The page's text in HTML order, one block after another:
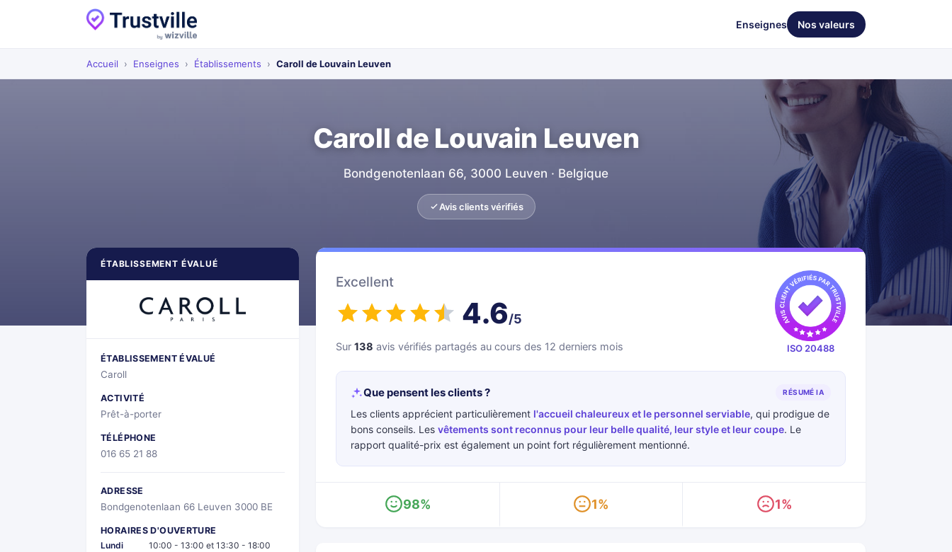
Enseignes Nos valeurs
Accueil › Enseignes › Établissements › Caroll de Louvain Leuven
Caroll de Louvain Leuven
Bondgenotenlaan 66, 3000 Leuven · Belgique
Avis clients vérifiés
ÉTABLISSEMENT ÉVALUÉ
ÉTABLISSEMENT ÉVALUÉ
Caroll
ACTIVITÉ
Prêt-à-porter
TÉLÉPHONE
016 65 21 88
ADRESSE
Bondgenotenlaan 66 Leuven 3000 BE
HORAIRES D'OUVERTURE
Lundi
10:00 - 13:00 et 13:30 - 18:00
Excellent
4.6/5
Sur 138 avis vérifiés partagés au cours des 12 derniers mois ISO 20488
Que pensent les clients ? RÉSUMÉ IA
Les clients apprécient particulièrement l'accueil chaleureux et le personnel serviable, qui prodigue de
bons conseils. Les vêtements sont reconnus pour leur belle qualité, leur style et leur coupe. Le
rapport qualité-prix est également un point fort régulièrement mentionné.
98% 1% 1%